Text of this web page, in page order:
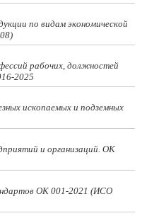
по видам экономической
рабочих, должностей
2025
ископаемых и подземных
и организаций. ОК
ОК 001-2021 (ИСО